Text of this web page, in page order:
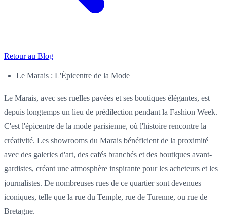
Retour au Blog
Le Marais : L'Épicentre de la Mode
Le Marais, avec ses ruelles pavées et ses boutiques élégantes, est
depuis longtemps un lieu de prédilection pendant la Fashion Week.
C'est l'épicentre de la mode parisienne, où l'histoire rencontre la
créativité. Les showrooms du Marais bénéficient de la proximité
avec des galeries d'art, des cafés branchés et des boutiques avant-
gardistes, créant une atmosphère inspirante pour les acheteurs et les
journalistes. De nombreuses rues de ce quartier sont devenues
iconiques, telle que la rue du Temple, rue de Turenne, ou rue de
Bretagne.